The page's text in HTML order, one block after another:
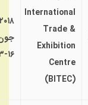
International
Trade &
Exhibition
Centre
(BITEC)
۲۰۱۸
۱۶-۱۳